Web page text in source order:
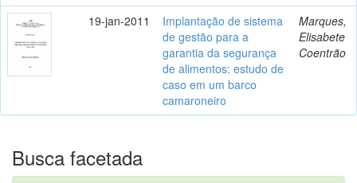
19-jan-2011
Implantação de sistema
de gestão para a
garantia da segurança
de alimentos: estudo de
caso em um barco
camaroneiro
Marques,
Elisabete
Coentrão
Busca facetada